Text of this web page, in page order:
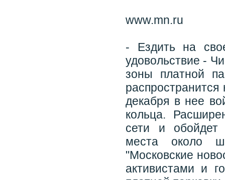
www.mn.ru
- Ездить на
удовольствие -
зоны платной
декабря в нее
кольца.
сети и обойдет
места около
"Московские
активистами и